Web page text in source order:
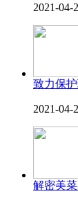
2021-04-
致力保
2021-04-
解密美